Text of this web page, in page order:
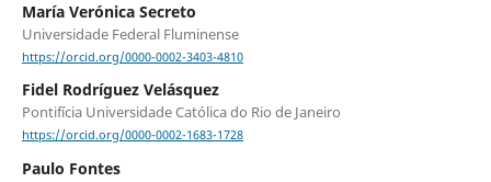
María Verónica Secreto
Universidade Federal Fluminense
https://orcid.org/0000-0002-3403-4810
Fidel Rodríguez Velásquez
Pontifícia Universidade Católica do Rio de Janeiro
https://orcid.org/0000-0002-1683-1728
Paulo Fontes